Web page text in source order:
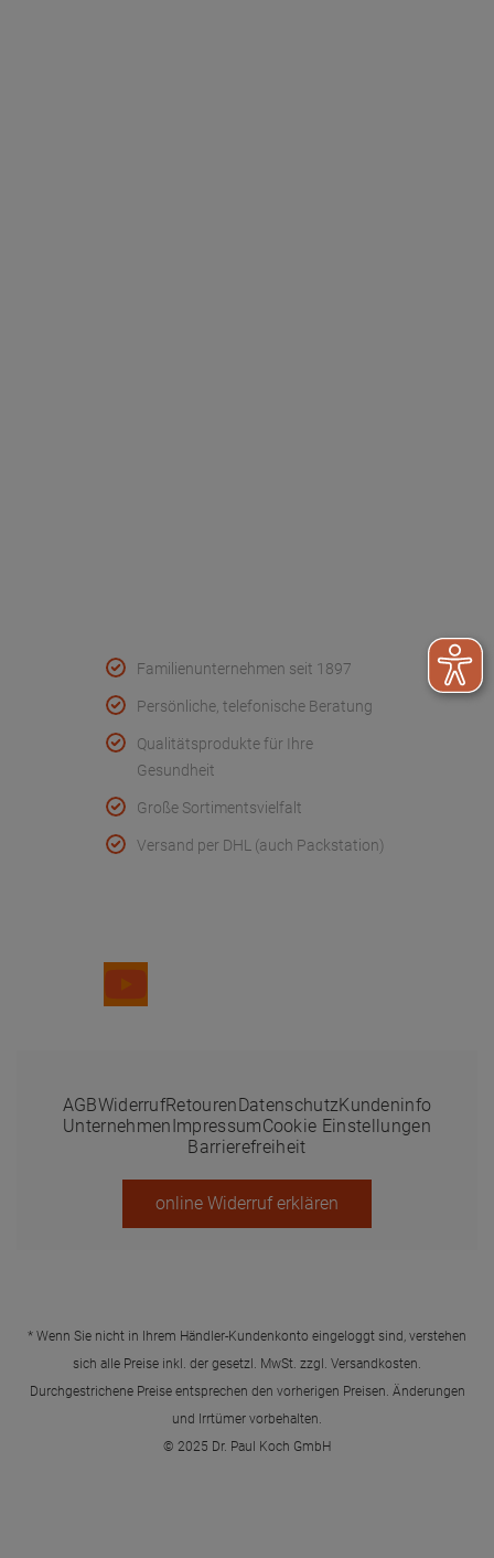
Familienunternehmen seit 1897
Persönliche, telefonische Beratung
Qualitätsprodukte für Ihre
Gesundheit
Große Sortimentsvielfalt
Versand per DHL (auch Packstation)
AGBWiderrufRetouren DatenschutzKundeninfo
Unternehmen ImpressumCookie Einstellungen
Barrierefreiheit
online Widerruf erklären
* Wenn Sie nicht in Ihrem Händler-Kundenkonto eingeloggt sind, verstehen
sich alle Preise inkl. der gesetzl. MwSt. zzgl. Versandkosten.
Durchgestrichene Preise entsprechen den vorherigen Preisen. Änderungen
und Irrtümer vorbehalten.
© 2025 Dr. Paul Koch GmbH